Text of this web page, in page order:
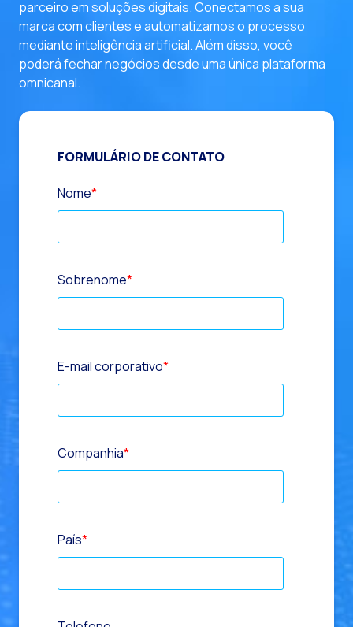
parceiro em soluções digitais. Conectamos a sua
marca com clientes e automatizamos o processo
mediante inteligência artificial. Além disso, você
poderá fechar negócios desde uma única plataforma
omnicanal.
FORMULÁRIO DE CONTATO
Nome*
Sobrenome*
E-mail corporativo*
Companhia*
País*